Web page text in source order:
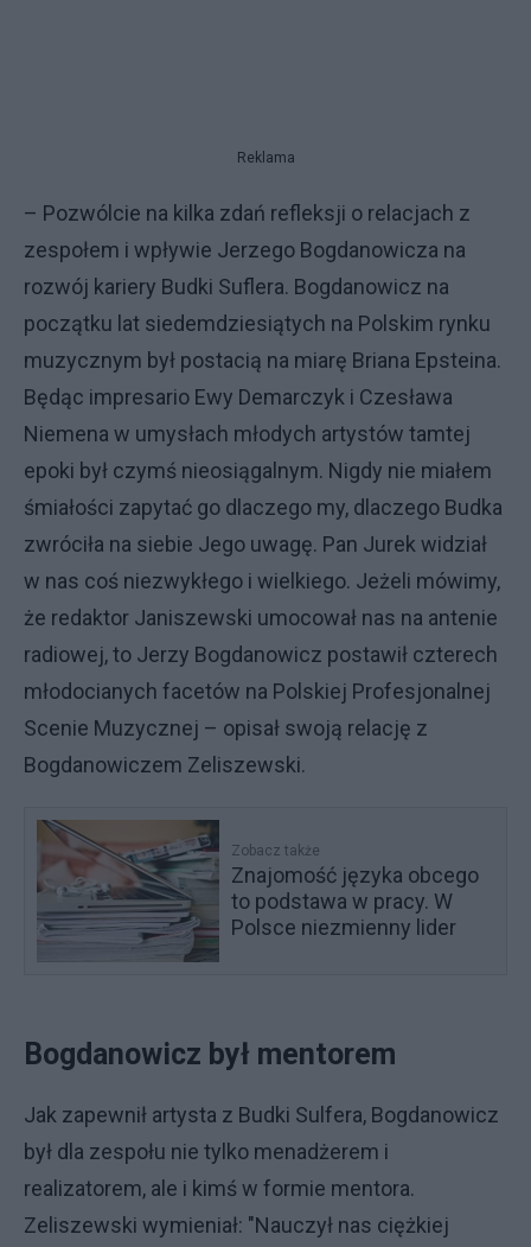
Reklama
– Pozwólcie na kilka zdań refleksji o relacjach z
zespołem i wpływie Jerzego Bogdanowicza na
rozwój kariery Budki Suflera. Bogdanowicz na
początku lat siedemdziesiątych na Polskim rynku
muzycznym był postacią na miarę Briana Epsteina.
Będąc impresario Ewy Demarczyk i Czesława
Niemena w umysłach młodych artystów tamtej
epoki był czymś nieosiągalnym. Nigdy nie miałem
śmiałości zapytać go dlaczego my, dlaczego Budka
zwróciła na siebie Jego uwagę. Pan Jurek widział
w nas coś niezwykłego i wielkiego. Jeżeli mówimy,
że redaktor Janiszewski umocował nas na antenie
radiowej, to Jerzy Bogdanowicz postawił czterech
młodocianych facetów na Polskiej Profesjonalnej
Scenie Muzycznej – opisał swoją relację z
Bogdanowiczem Zeliszewski.
Zobacz także
Znajomość języka obcego
to podstawa w pracy. W
Polsce niezmienny lider
Bogdanowicz był mentorem
Jak zapewnił artysta z Budki Sulfera, Bogdanowicz
był dla zespołu nie tylko menadżerem i
realizatorem, ale i kimś w formie mentora.
Zeliszewski wymieniał: "Nauczył nas ciężkiej